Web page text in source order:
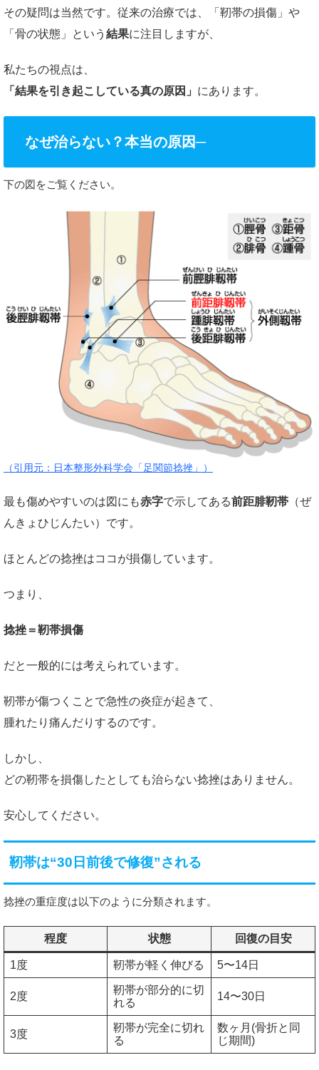
その疑問は当然です。従来の治療では、「靭帯の損傷」や
「骨の状態」という 結果に注目しますが、
私たちの視点は、
「結果を引き起こしている真の原因」 にあります。
なぜ治らない？本当の原因─
下の図をご覧ください。
（引用元：日本整形外科学会「足関節捻挫」）
最も傷めやすいのは図にも赤字で示してある前距腓靭帯 （ぜ
んきょひじんたい）です。
ほとんどの捻挫はココが損傷しています。
つまり、
捻挫＝靭帯損傷
だと一般的には考えられています。
靭帯が傷つくことで急性の炎症が起きて、
腫れたり痛んだりするのです。
しかし、
どの靭帯を損傷したとしても治らない捻挫はありません。
安心してください。
靭帯は“30日前後で修復”される
捻挫の重症度は以下のように分類されます。
程度 状態 回復の目安
1度 靭帯が軽く伸びる 5〜14日
2度
靭帯が部分的に切
れる
14〜30日
3度
靭帯が完全に切れ
る
数ヶ月(骨折と同
じ期間)